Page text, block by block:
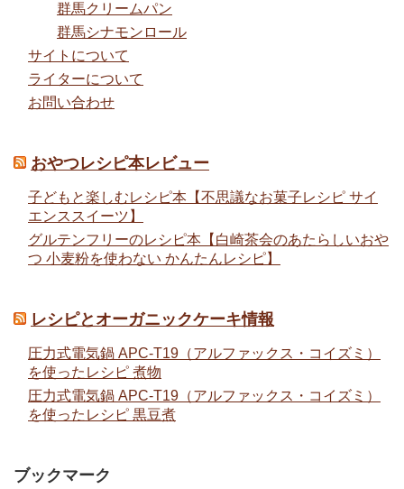
群馬クリームパン
群馬シナモンロール
サイトについて
ライターについて
お問い合わせ
おやつレシピ本レビュー
子どもと楽しむレシピ本【不思議なお菓子レシピ サイ
エンススイーツ】
グルテンフリーのレシピ本【白崎茶会のあたらしいおや
つ 小麦粉を使わない かんたんレシピ】
レシピとオーガニックケーキ情報
圧力式電気鍋 APC-T19（アルファックス・コイズミ）
を使ったレシピ 煮物
圧力式電気鍋 APC-T19（アルファックス・コイズミ）
を使ったレシピ 黒豆煮
ブックマーク